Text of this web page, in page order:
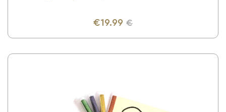
€19.99 €
UZZINI VAIRĀK